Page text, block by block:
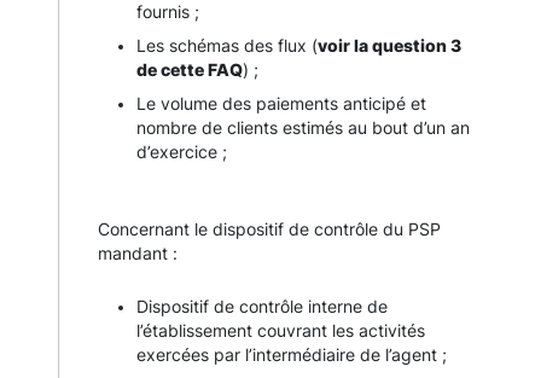
fournis ;
Les schémas des flux (voir la question 3
de cette FAQ) ;
Le volume des paiements anticipé et
nombre de clients estimés au bout d’un an
d’exercice ;
Concernant le dispositif de contrôle du PSP
mandant :
Dispositif de contrôle interne de
l’établissement couvrant les activités
exercées par l’intermédiaire de l’agent ;